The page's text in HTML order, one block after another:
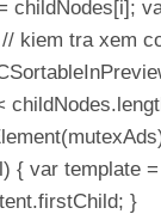
childNodes[i];
kiem tra xem
var template
}